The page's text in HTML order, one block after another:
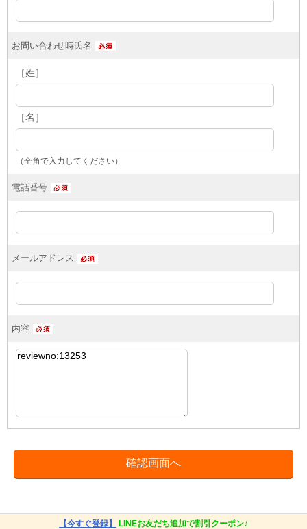
お問い合わせ時氏名
［姓］
［名］
（全角で入力してください）
電話番号
メールアドレス
内容
【今すぐ登録】 LINEお友だち追加で割引クーポン♪